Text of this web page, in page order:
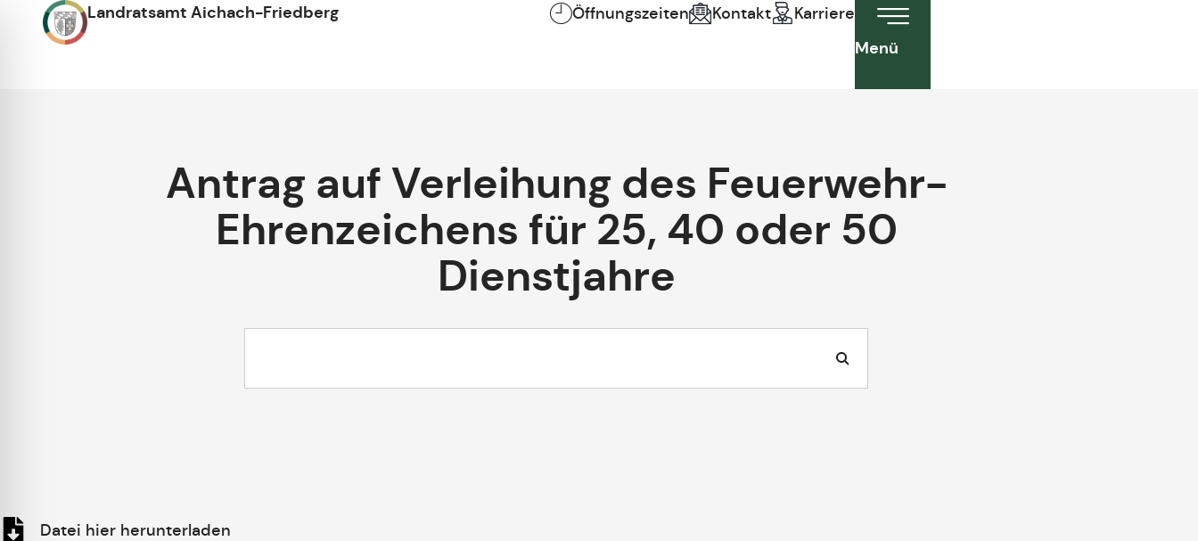
Landratsamt Aichach-Friedberg Öffnungszeiten Kontakt Karriere
Menü
Antrag auf Verleihung des Feuerwehr-
Ehrenzeichens für 25, 40 oder 50
Dienstjahre
Datei hier herunterladen